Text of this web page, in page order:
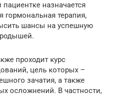
назначается
терапия,
шансы на успешную
проходит курс
цель которых –
зачатия, а также
осложнений. В частности,